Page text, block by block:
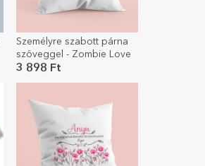
Személyre szabott párna
szöveggel - Zombie Love
3 898 Ft